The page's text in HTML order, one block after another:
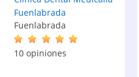
Fuenlabrada
Fuenlabrada
10 opiniones